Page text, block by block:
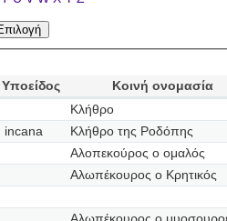
Υποείδος
Κοινή ονομασία
Κλήθρο
incana
Κλήθρο της Ροδόπης
Αλοπεκούρος ο ομαλός
Αλωπέκουρος ο Κρητικός